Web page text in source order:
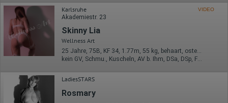
Karlsruhe VIDEO
Akademiestr. 23
Skinny Lia
Wellness Art
25 Jahre, 75B, KF 34, 1.77m, 55 kg, behaart, osteuropäisch
LadiesSTARS
Rosmary